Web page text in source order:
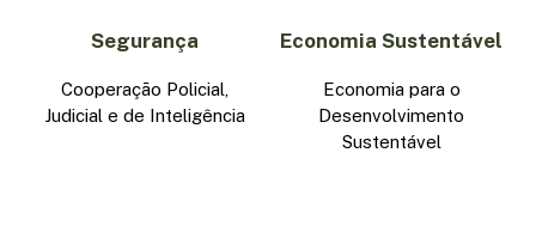
Segurança
Cooperação Policial,
Judicial e de Inteligência
Economia Sustentável
Economia para o
Desenvolvimento
Sustentável